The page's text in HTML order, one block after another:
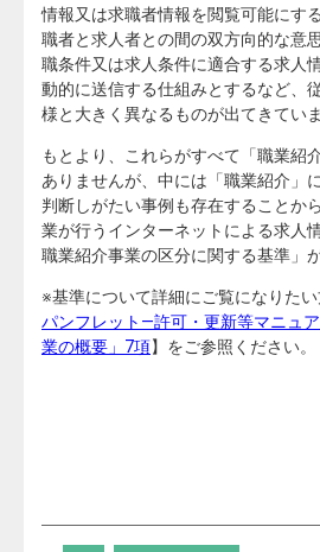
情報又は求職者情報を閲覧可能にす
職者と求人者との間の双方向的な意
職条件又は求人条件に適合する求人
動的に送信する仕組みとするなど、
様と大きく異なるものが出てきていま
もとより、これらがすべて「職業紹
ありませんが、中には「職業紹介」
判断しがたい事例も存在することか
業が行うインターネットによる求人
職業紹介事業の区分に関する基準」
※基準について詳細にご覧になりたい
パンフレット―許可・更新等マニュ
業の概要」7項】をご参照ください。